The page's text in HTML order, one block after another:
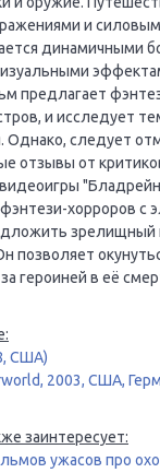
и
динамичными
предлагает
и исследует
Однако, следует
отзывы от
хорроров с
зрелищный
позволяет
героиней в её
США)
2003, США,
заинтересует:
ужасов про